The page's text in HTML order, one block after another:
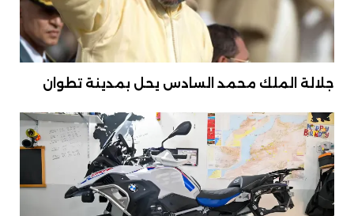
جلالة الملك محمد السادس يحل بمدينة تطوان